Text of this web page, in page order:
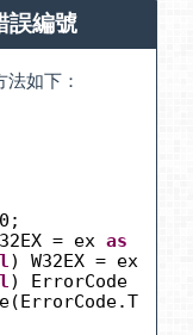
編號
如下：
= ex as
) W32EX =
) ErrorCode =